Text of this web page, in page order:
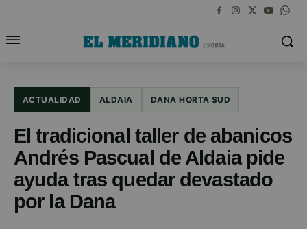
ACTUALIDAD ALDAIA DANA HORTA SUD
El tradicional taller de abanicos
Andrés Pascual de Aldaia pide
ayuda tras quedar devastado
por la Dana